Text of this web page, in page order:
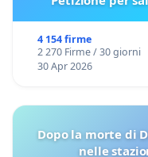
4 154 firme
2 270 Firme / 30 giorni
30 Apr 2026
Dopo la morte di
nelle